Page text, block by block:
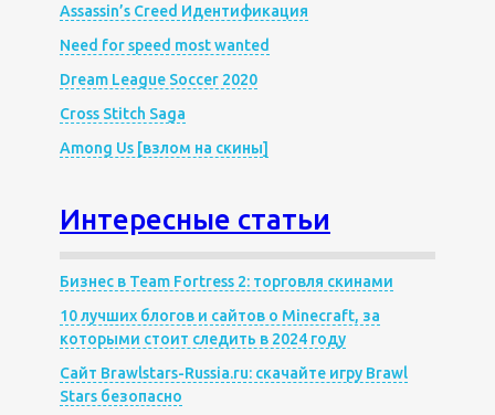
Assassin’s Creed Идентификация
Need for speed most wanted
Dream League Soccer 2020
Cross Stitch Saga
Among Us [взлом на скины]
Интересные статьи
Бизнес в Team Fortress 2: торговля скинами
10 лучших блогов и сайтов о Minecraft, за
которыми стоит следить в 2024 году
Сайт Brawlstars-Russia.ru: скачайте игру Brawl
Stars безопасно